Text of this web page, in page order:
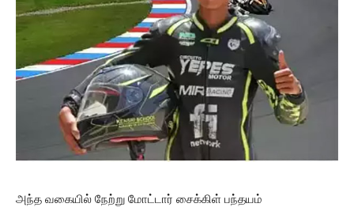
அந்த வகையில் நேற்று மோட்டார் சைக்கிள் பந்தயம்